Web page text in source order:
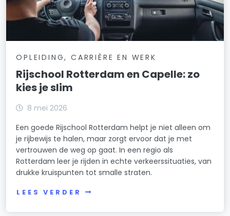
OPLEIDING, CARRIÈRE EN WERK
Rijschool Rotterdam en Capelle: zo
kies je slim
8 mei 2026
Een goede Rijschool Rotterdam helpt je niet alleen om
je rijbewijs te halen, maar zorgt ervoor dat je met
vertrouwen de weg op gaat. In een regio als
Rotterdam leer je rijden in echte verkeerssituaties, van
drukke kruispunten tot smalle straten.
LEES VERDER